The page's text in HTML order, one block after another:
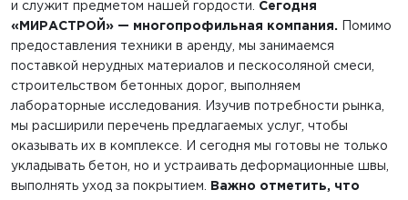
и служит предметом нашей гордости. Сегодня
«МИРАСТРОЙ» — многопрофильная компания. Помимо
предоставления техники в аренду, мы занимаемся
поставкой нерудных материалов и пескосоляной смеси,
строительством бетонных дорог, выполняем
лабораторные исследования. Изучив потребности рынка,
мы расширили перечень предлагаемых услуг, чтобы
оказывать их в комплексе. И сегодня мы готовы не только
укладывать бетон, но и устраивать деформационные швы,
выполнять уход за покрытием.
Важно отметить, что